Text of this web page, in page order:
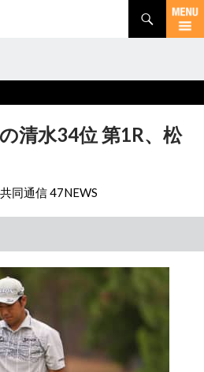
清水34位 第1R、松
共同通信 47NEWS